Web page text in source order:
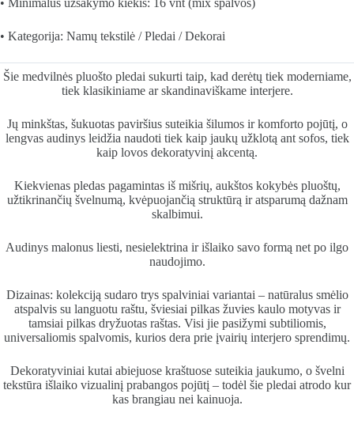
• Kategorija: Namų tekstilė / Pledai / Dekorai
Šie medvilnės pluošto pledai sukurti taip, kad derėtų tiek moderniame,
tiek klasikiniame ar skandinaviškame interjere.
Jų minkštas, šukuotas paviršius suteikia šilumos ir komforto pojūtį, o
lengvas audinys leidžia naudoti tiek kaip jaukų užklotą ant sofos, tiek
kaip lovos dekoratyvinį akcentą.
Kiekvienas pledas pagamintas iš mišrių, aukštos kokybės pluoštų,
užtikrinančių švelnumą, kvėpuojančią struktūrą ir atsparumą dažnam
skalbimui.
Audinys malonus liesti, nesielektrina ir išlaiko savo formą net po ilgo
naudojimo.
Dizainas: kolekciją sudaro trys spalviniai variantai – natūralus smėlio
atspalvis su languotu raštu, šviesiai pilkas žuvies kaulo motyvas ir
tamsiai pilkas dryžuotas raštas. Visi jie pasižymi subtiliomis,
universaliomis spalvomis, kurios dera prie įvairių interjero sprendimų.
Dekoratyviniai kutai abiejuose kraštuose suteikia jaukumo, o švelni
tekstūra išlaiko vizualinį prabangos pojūtį – todėl šie pledai atrodo kur
kas brangiau nei kainuoja.